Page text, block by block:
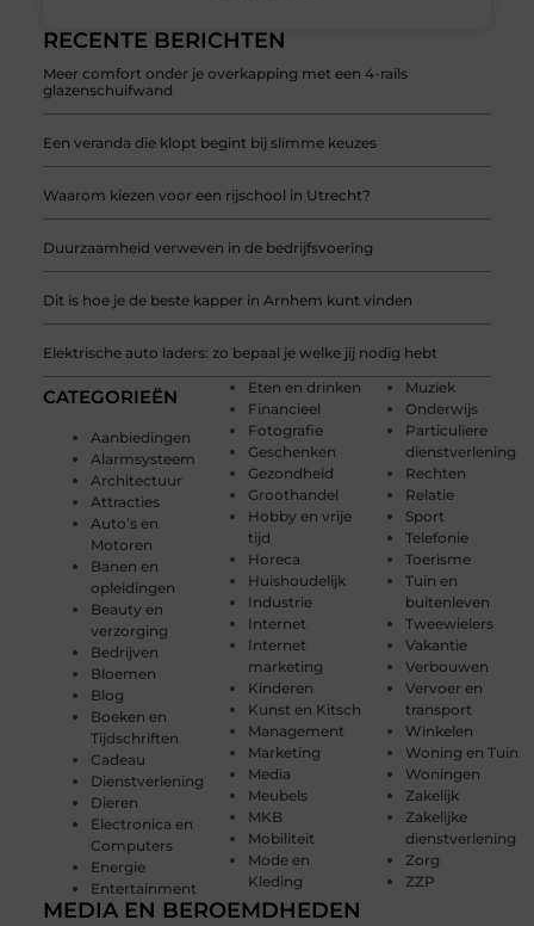
RECENTE BERICHTEN
Meer comfort onder je overkapping met een 4-rails
glazenschuifwand
Een veranda die klopt begint bij slimme keuzes
Waarom kiezen voor een rijschool in Utrecht?
Duurzaamheid verweven in de bedrijfsvoering
Dit is hoe je de beste kapper in Arnhem kunt vinden
Elektrische auto laders: zo bepaal je welke jij nodig hebt
CATEGORIEËN
Aanbiedingen
Alarmsysteem
Architectuur
Attracties
Auto’s en
Motoren
Banen en
opleidingen
Beauty en
verzorging
Bedrijven
Bloemen
Blog
Boeken en
Tijdschriften
Cadeau
Dienstverlening
Dieren
Electronica en
Computers
Energie
Entertainment
Eten en drinken
Financieel
Fotografie
Geschenken
Gezondheid
Groothandel
Hobby en vrije
tijd
Horeca
Huishoudelijk
Industrie
Internet
Internet
marketing
Kinderen
Kunst en Kitsch
Management
Marketing
Media
Meubels
MKB
Mobiliteit
Mode en
Kleding
Muziek
Onderwijs
Particuliere
dienstverlening
Rechten
Relatie
Sport
Telefonie
Toerisme
Tuin en
buitenleven
Tweewielers
Vakantie
Verbouwen
Vervoer en
transport
Winkelen
Woning en Tuin
Woningen
Zakelijk
Zakelijke
dienstverlening
Zorg
ZZP
MEDIA EN BEROEMDHEDEN